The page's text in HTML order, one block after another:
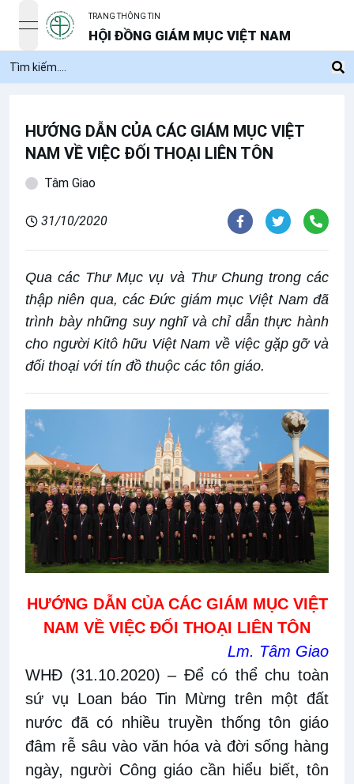
open navigation menu
TRANG THÔNG TIN
HỘI ĐỒNG GIÁM MỤC VIỆT NAM
HƯỚNG DẪN CỦA CÁC GIÁM MỤC VIỆT
NAM VỀ VIỆC ĐỐI THOẠI LIÊN TÔN
Tâm Giao
31/10/2020
Qua các Thư Mục vụ và Thư Chung trong các
thập niên qua, các Đức giám mục Việt Nam đã
trình bày những suy nghĩ và chỉ dẫn thực hành
cho người Kitô hữu Việt Nam về việc gặp gỡ và
đối thoại với tín đồ thuộc các tôn giáo.
HƯỚNG DẪN CỦA CÁC GIÁM MỤC VIỆT
NAM VỀ VIỆC ĐỐI THOẠI LIÊN TÔN
Lm. Tâm Giao
WHĐ (31.10.2020) – Để có thể chu toàn
sứ vụ Loan báo Tin Mừng trên một đất
nước đã có nhiều truyền thống tôn giáo
đâm rễ sâu vào văn hóa và đời sống hàng
ngày, người Công giáo cần hiểu biết, tôn